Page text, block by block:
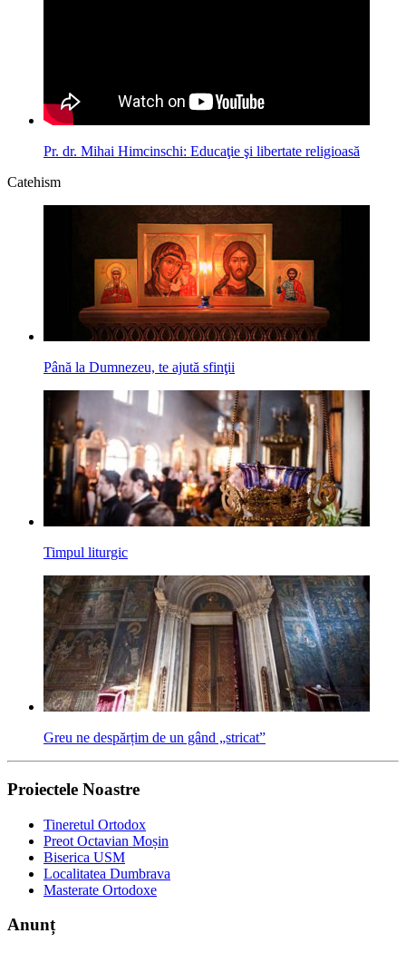
Pr. dr. Mihai Himcinschi: Educaţie şi libertate religioasă
Catehism
Până la Dumnezeu, te ajută sfinţii
Timpul liturgic
Greu ne despărțim de un gând „stricat”
Proiectele Noastre
Tineretul Ortodox
Preot Octavian Moșin
Biserica USM
Localitatea Dumbrava
Masterate Ortodoxe
Anunț